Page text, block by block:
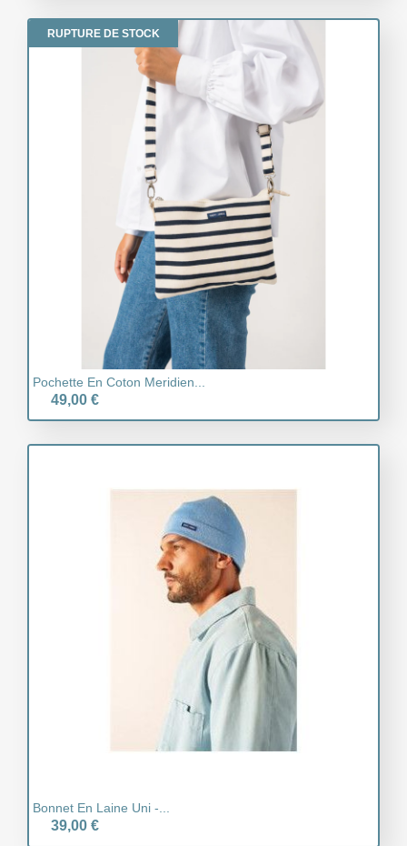
Pochette En Coton Meridien...
49,00 €
RUPTURE DE STOCK
Bonnet En Laine Uni -...
39,00 €